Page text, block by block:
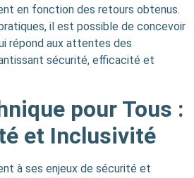
en fonction des retours obtenus.
il est possible de concevoir
répond aux attentes des
sécurité, efficacité et
pour Tous :
et Inclusivité
à ses enjeux de sécurité et